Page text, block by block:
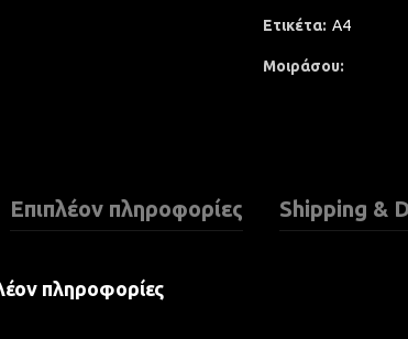
Ετικέτα: A4
Μοιράσου
Επιπλέον πληροφορίες Shipping &
πληροφορίες